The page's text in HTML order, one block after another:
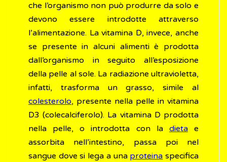
che l’organismo non può produrre da solo e
devono essere introdotte attraverso
l’alimentazione. La vitamina D, invece, anche
se presente in alcuni alimenti è prodotta
dall’organismo in seguito all’esposizione
della pelle al sole. La radiazione ultravioletta,
infatti, trasforma un grasso, simile al
colesterolo, presente nella pelle in vitamina
D3 (colecalciferolo). La vitamina D prodotta
nella pelle, o introdotta con la dietae
assorbita nell’intestino, passa poi nel
sangue dove si lega a una proteina specifica